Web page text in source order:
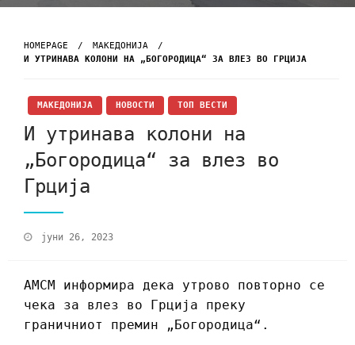
HOMEPAGE
МАКЕДОНИЈА
И УТРИНАВА КОЛОНИ НА „БОГОРОДИЦА“ ЗА ВЛЕЗ ВО ГРЦИЈА
МАКЕДОНИЈА НОВОСТИ ТОП ВЕСТИ
И утринава колони на
„Богородица“ за влез во
Грција
јуни 26, 2023
АМСМ информира дека утрово повторно се
чека за влез во Грција преку
граничниот премин „Богородица“.